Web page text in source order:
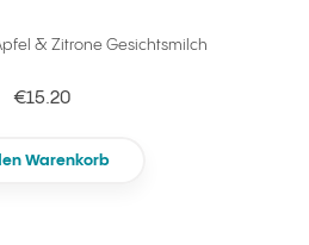
& Zitrone Gesichtsmilch
€15.20
Warenkorb